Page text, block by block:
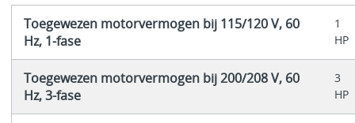
Toegewezen motorvermogen bij 115/120 V, 60
Hz, 1-fase
1
HP
Toegewezen motorvermogen bij 200/208 V, 60
Hz, 3-fase
3
HP